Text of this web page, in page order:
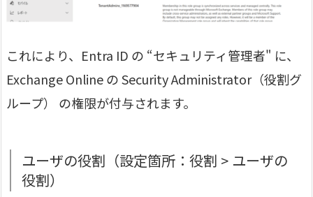
これにより、Entra ID の “セキュリティ管理者" に、
Exchange Online の Security Administrator（役割グ
ループ） の権限が付与されます。
ユーザの役割（設定箇所：役割 > ユーザの
役割）